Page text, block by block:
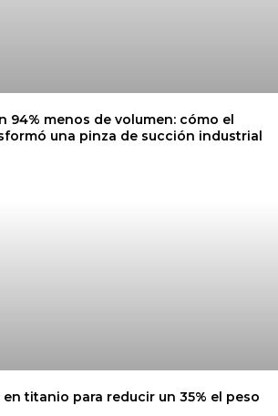
94% menos de volumen: cómo el
una pinza de succión industrial
titanio para reducir un 35% el peso